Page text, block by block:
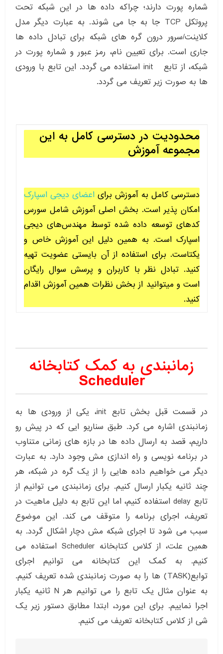
شماره پورت دارند؛ چراکه داده ها در این شبکه تحت
پروتکل TCP جا به جا می شوند. به عبارت دیگر مدل
کلاینت/سرور درون گره های شبکه برای تبادل داده ها
جاری است. برای تعیین نام، رمز عبور و شماره پورت در
شبکه، از تابع init استفاده می گردد. این تابع با ورودی
ها به صورت زیر تعریف می گردد.
محدودیت در دسترسی کامل به این
مجموعه آموزش
دسترسی کامل به آموزش برای اعضای دیجی اسپارک
امکان پذیر است. بخش اصلی آموزش شامل سورس
کدهای توسعه داده شده توسط مهندس‌های دیجی
اسپارک است. به همین دلیل این آموزش خاص و
یکتاست. برای استفاده از آن بایستی عضویت تهیه
کنید. تبادل نظر با کاربران و پرسش سوال رایگان
است و میتوانید از بخش نظرات همین آموزش اقدام
کنید.
زمانبندی به کمک کتابخانه
Scheduler
در قسمت قبل بخش تابع init، یکی از ورودی ها به
زمانبندی اشاره می کرد. طبق سناریو ایی که در پیش رو
داریم، قصد به ارسال داده ها در بازه های زمانی متناوب
در برنامه نویسی و راه اندازی مش وجود دارد. به عبارت
دیگر می خواهیم داده هایی را از یک گره در شبکه، هر
چند ثانیه یکبار ارسال کنیم. برای زمانبندی می توانیم از
تابع delay استفاده کنیم، اما این تابع به دلیل ماهیت در
تعریف، اجرای برنامه را متوقف می کند. این موضوع
سبب می شود تا اجرای شبکه مش دچار اشکال گردد. به
همین علت، از کلاس کتابخانه Scheduler استفاده می
کنیم. به کمک این کتابخانه می توانیم اجرای
توابع(TASK) ها را به صورت زمانبندی شده تعریف کنیم.
به عنوان مثال یک تابع را می توانیم هر N ثانیه یکبار
اجرا نماییم. برای این مورد، ابتدا مطابق دستور زیر یک
شی از کلاس کتابخانه تعریف می کنیم.